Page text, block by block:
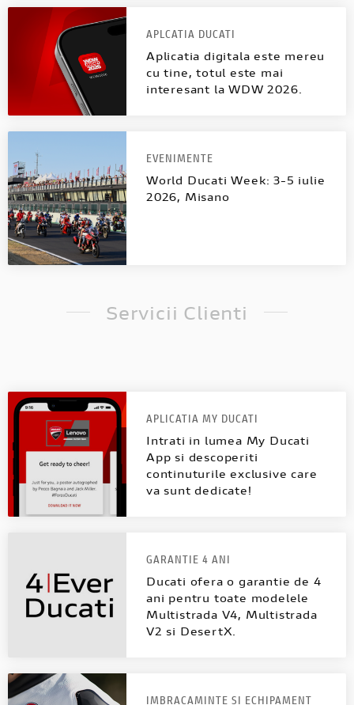
APLCATIA DUCATI
Aplicatia digitala este mereu
cu tine, totul este mai
interesant la WDW 2026.
EVENIMENTE
World Ducati Week: 3-5 iulie
2026, Misano
Servicii Clienti
APLICATIA MY DUCATI
Intrati in lumea My Ducati
App si descoperiti
continuturile exclusive care
va sunt dedicate!
GARANTIE 4 ANI
Ducati ofera o garantie de 4
ani pentru toate modelele
Multistrada V4, Multistrada
V2 si DesertX.
IMBRACAMINTE SI ECHIPAMENT